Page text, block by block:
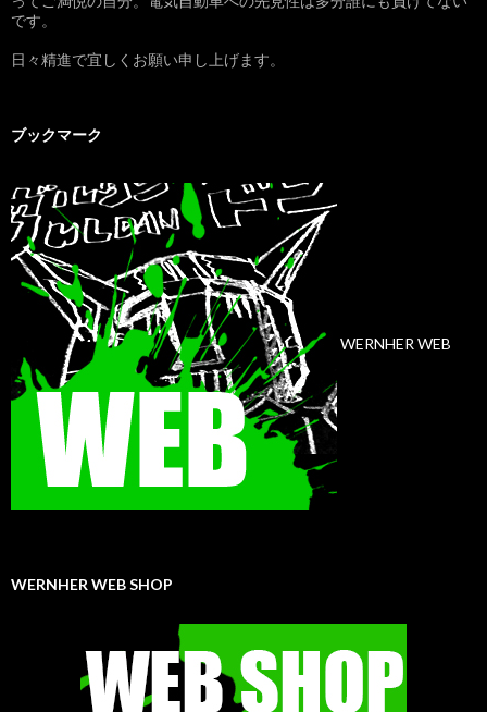
です。
日々精進で宜しくお願い申し上げます。
ブックマーク
WERNHER WEB
WERNHER WEB SHOP